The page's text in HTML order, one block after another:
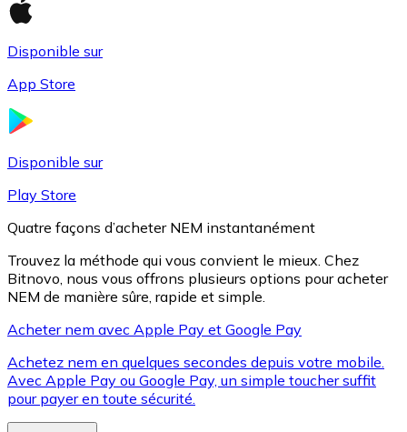
XRP
XRP
Disponible sur
App Store
Disponible sur
Play Store
Quatre façons d’acheter NEM instantanément
Trouvez la méthode qui vous convient le mieux. Chez
Bitnovo, nous vous offrons plusieurs options pour acheter
NEM de manière sûre, rapide et simple.
Acheter nem avec Apple Pay et Google Pay
Achetez nem en quelques secondes depuis votre mobile.
Avec Apple Pay ou Google Pay, un simple toucher suffit
pour payer en toute sécurité.